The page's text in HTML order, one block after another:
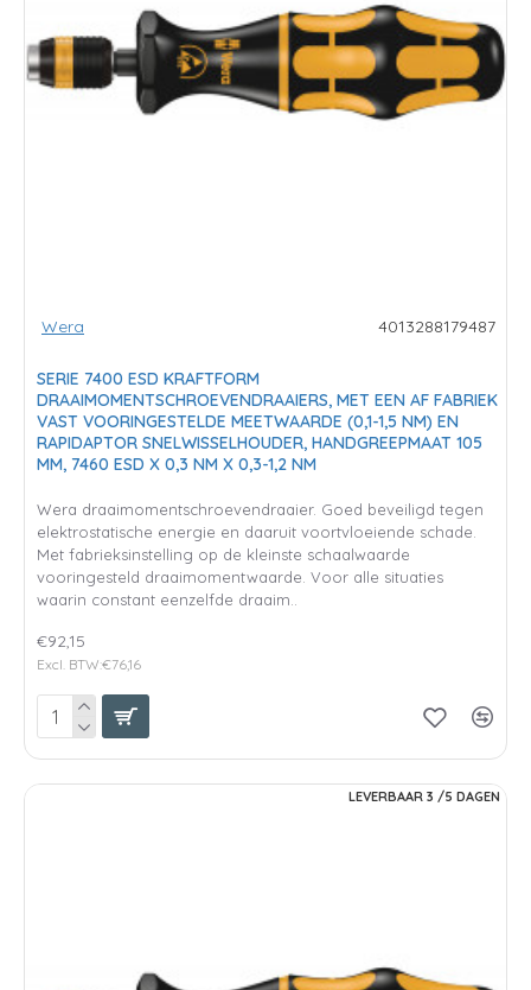
Wera 4013288179487
SERIE 7400 ESD KRAFTFORM
DRAAIMOMENTSCHROEVENDRAAIERS, MET EEN AF FABRIEK
VAST VOORINGESTELDE MEETWAARDE (0,1-1,5 NM) EN
RAPIDAPTOR SNELWISSELHOUDER, HANDGREEPMAAT 105
MM, 7460 ESD X 0,3 NM X 0,3-1,2 NM
Wera draaimomentschroevendraaier. Goed beveiligd tegen
elektrostatische energie en daaruit voortvloeiende schade.
Met fabrieksinstelling op de kleinste schaalwaarde
vooringesteld draaimomentwaarde. Voor alle situaties
waarin constant eenzelfde draaim..
€92,15
Excl. BTW:€76,16
LEVERBAAR 3 /5 DAGEN